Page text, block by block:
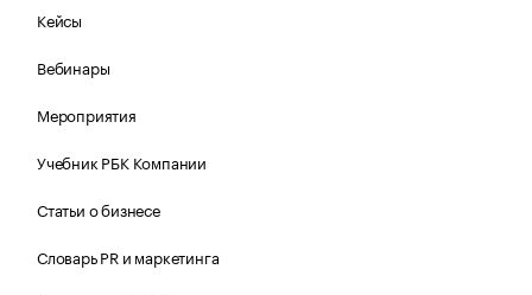
Кейсы
Вебинары
Мероприятия
Учебник РБК Компании
Статьи о бизнесе
Словарь PR и маркетинга